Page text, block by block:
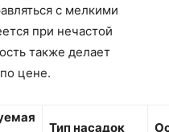
с мелкими
при нечастой
также делает
цене.
Тип насадок